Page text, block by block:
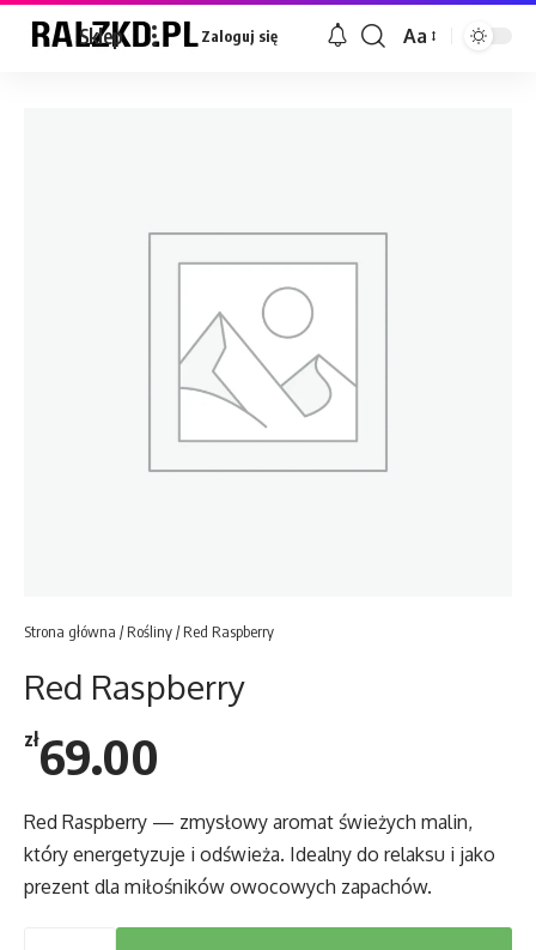
Sklep Zaloguj się
Font
Aa
Strona główna /Rośliny/ Red Raspberry
Red Raspberry
zł69.00
Red Raspberry — zmysłowy aromat świeżych malin,
który energetyzuje i odświeża. Idealny do relaksu i jako
prezent dla miłośników owocowych zapachów.